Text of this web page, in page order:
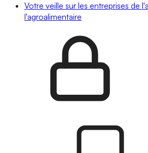
Votre veille sur les entreprises de
l'agroalimentaire